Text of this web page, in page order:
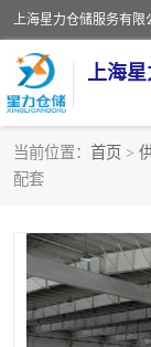
上海
当前位置： 首页 >
配套
上海仓库对外
上海仓储配送
上海仓库代运